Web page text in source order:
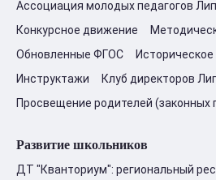
Ассоциация молодых педагогов
Конкурсное движение
Обновленные ФГОС
Инструктажи
Клуб директоров
Просвещение родителей (законных
Развитие школьников
ДТ "Кванториум": региональный